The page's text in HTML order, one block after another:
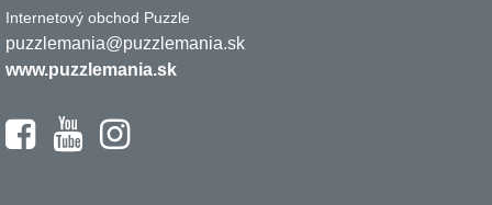
Internetový obchod Puzzle
puzzlemania@puzzlemania.sk
www.puzzlemania.sk